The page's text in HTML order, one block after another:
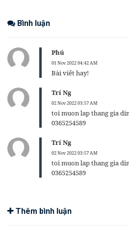
Bình luận
Phú
01 Nov 2022 04:42 AM
Bài viết hay!
Trí Ng
02 Nov 2022 03:57 AM
toi muon lap thang gia
0365254589
Trí Ng
02 Nov 2022 03:57 AM
toi muon lap thang gia
0365254589
Thêm bình luận